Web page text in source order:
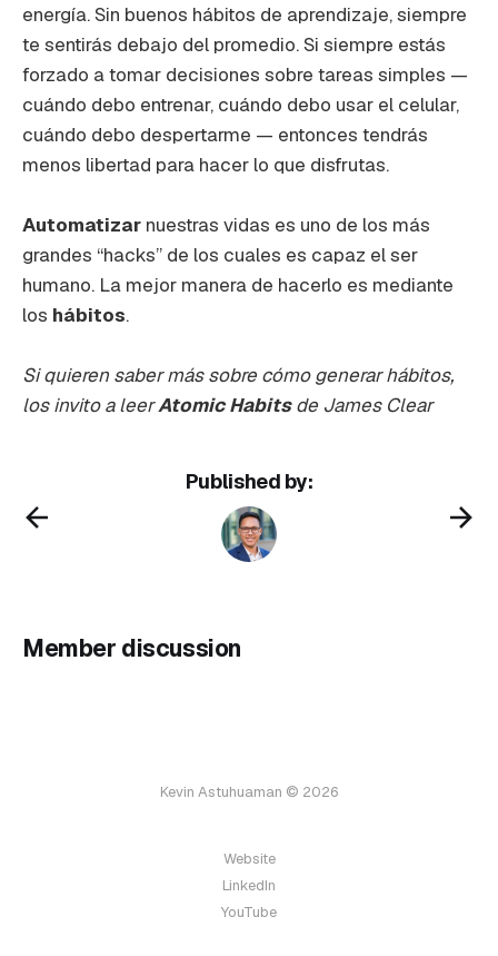
energía. Sin buenos hábitos de aprendizaje, siempre
te sentirás debajo del promedio. Si siempre estás
forzado a tomar decisiones sobre tareas simples —
cuándo debo entrenar, cuándo debo usar el celular,
cuándo debo despertarme — entonces tendrás
menos libertad para hacer lo que disfrutas.
Automatizar nuestras vidas es uno de los más
grandes “hacks” de los cuales es capaz el ser
humano. La mejor manera de hacerlo es mediante
los hábitos.
Si quieren saber más sobre cómo generar hábitos,
los invito a leerAtomic Habitsde James Clear
Published by:
Member discussion
Kevin Astuhuaman © 2026
Website
LinkedIn
YouTube